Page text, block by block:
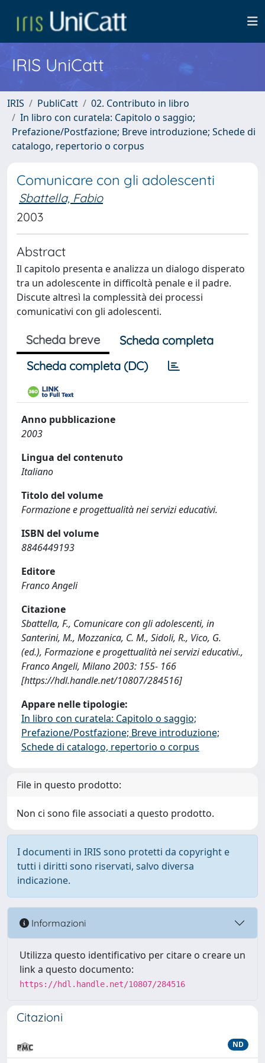
IRIS UniCatt
IRIS PubliCatt
02. Contributo in libro
In libro con curatela: Capitolo o saggio;
Prefazione/Postfazione; Breve introduzione; Schede di
catalogo, repertorio o corpus
Comunicare con gli adolescenti
Sbattella, Fabio
2003
Abstract
Il capitolo presenta e analizza un dialogo disperato
tra un adolescente in difficoltà penale e il padre.
Discute altresì la complessità dei processi
comunicativi con gli adolescenti.
Scheda breve
Scheda completa
Scheda completa (DC)
Anno pubblicazione
2003
Lingua del contenuto
Italiano
Titolo del volume
Formazione e progettualità nei servizi educativi.
ISBN del volume
8846449193
Editore
Franco Angeli
Citazione
Sbattella, F., Comunicare con gli adolescenti, in
Santerini, M., Mozzanica, C. M., Sidoli, R., Vico, G.
(ed.), Formazione e progettualità nei servizi educativi.,
Franco Angeli, Milano 2003: 155- 166
[https://hdl.handle.net/10807/284516]
Appare nelle tipologie:
In libro con curatela: Capitolo o saggio;
Prefazione/Postfazione; Breve introduzione;
Schede di catalogo, repertorio o corpus
File in questo prodotto:
Non ci sono file associati a questo prodotto.
I documenti in IRIS sono protetti da copyright e
tutti i diritti sono riservati, salvo diversa
indicazione.
Informazioni
Utilizza questo identificativo per citare o creare un
link a questo documento:
https://hdl.handle.net/10807/284516
Citazioni
ND